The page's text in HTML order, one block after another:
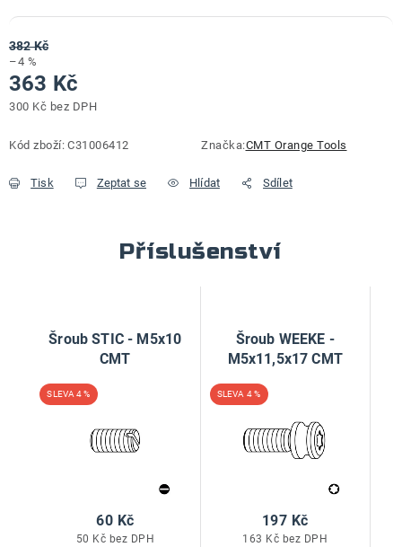
382 Kč
–4 %
363 Kč
300 Kč bez DPH
Kód zboží: C31006412 Značka:CMT Orange Tools
Tisk Zeptat se Hlídat Sdílet
Příslušenství
Šroub STIC - M5x10
CMT
4 %
50 Kč bez DPH
60 Kč
Šroub WEEKE -
M5x11,5x17 CMT
4 %
163 Kč bez DPH
197 Kč